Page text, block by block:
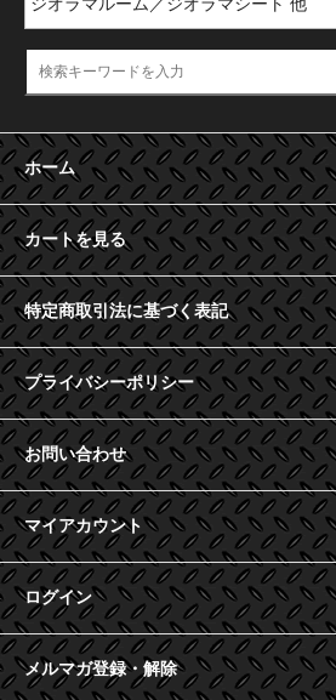
ホーム
カートを見る
特定商取引法に基づく表記
プライバシーポリシー
お問い合わせ
マイアカウント
ログイン
メルマガ登録・解除